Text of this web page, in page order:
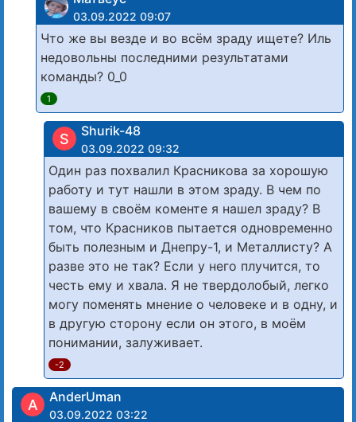
03.09.2022 09:07
Что же вы везде и во всём зраду ищете? Иль
недовольны последними результатами
команды? 0_0
1
S Shurik-48
03.09.2022 09:32
Один раз похвалил Красникова за хорошую
работу и тут нашли в этом зраду. В чем по
вашему в своём коменте я нашел зраду? В
том, что Красников пытается одновременно
быть полезным и Днепру-1, и Металлисту? А
разве это не так? Если у него плучится, то
честь ему и хвала. Я не твердолобый, легко
могу поменять мнение о человеке и в одну, и
в другую сторону если он этого, в моём
понимании, залуживает.
-2
A AnderUman
03.09.2022 03:22